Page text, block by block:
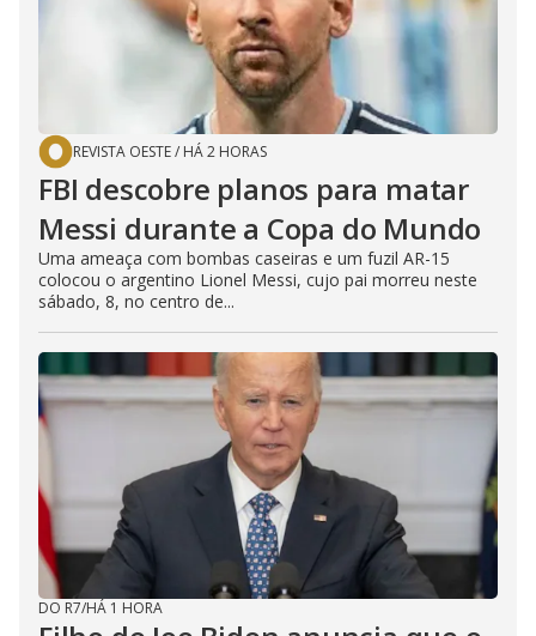
REVISTA OESTE/ HÁ 2 HORAS
FBI descobre planos para matar
Messi durante a Copa do Mundo
Uma ameaça com bombas caseiras e um fuzil AR-15
colocou o argentino Lionel Messi, cujo pai morreu neste
sábado, 8, no centro de...
DO R7/HÁ 1 HORA